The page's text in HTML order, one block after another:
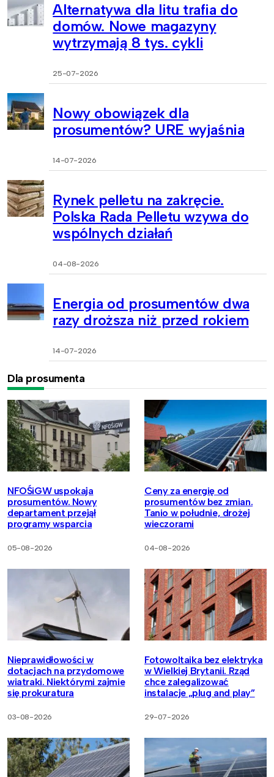
Alternatywa dla litu trafia do
domów. Nowe magazyny
wytrzymają 8 tys. cykli
25-07-2026
Nowy obowiązek dla
prosumentów? URE wyjaśnia
14-07-2026
Rynek pelletu na zakręcie.
Polska Rada Pelletu wzywa do
wspólnych działań
04-08-2026
Energia od prosumentów dwa
razy droższa niż przed rokiem
14-07-2026
Dla prosumenta
NFOŚiGW uspokaja
prosumentów. Nowy
departament przejął
programy wsparcia
05-08-2026
Ceny za energię od
prosumentów bez zmian.
Tanio w południe, drożej
wieczorami
04-08-2026
Nieprawidłowości w
dotacjach na przydomowe
wiatraki. Niektórymi zajmie
się prokuratura
03-08-2026
Fotowoltaika bez elektryka
w Wielkiej Brytanii. Rząd
chce zalegalizować
instalacje „plug and play”
29-07-2026